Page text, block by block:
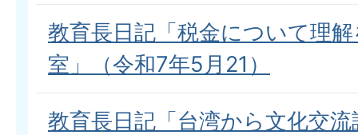
教育長日記「税金について理
室」（令和7年5月21）
教育長日記「台湾から文化交